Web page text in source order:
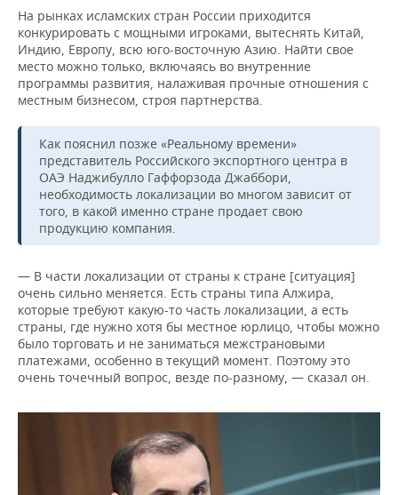
На рынках исламских стран России приходится
конкурировать с мощными игроками, вытеснять Китай,
Индию, Европу, всю юго-восточную Азию. Найти свое
место можно только, включаясь во внутренние
программы развития, налаживая прочные отношения с
местным бизнесом, строя партнерства.
Как пояснил позже «Реальному времени»
представитель Российского экспортного центра в
ОАЭ Наджибулло Гаффорзода Джаббори,
необходимость локализации во многом зависит от
того, в какой именно стране продает свою
продукцию компания.
— В части локализации от страны к стране [ситуация]
очень сильно меняется. Есть страны типа Алжира,
которые требуют какую-то часть локализации, а есть
страны, где нужно хотя бы местное юрлицо, чтобы можно
было торговать и не заниматься межстрановыми
платежами, особенно в текущий момент. Поэтому это
очень точечный вопрос, везде по-разному, — сказал он.